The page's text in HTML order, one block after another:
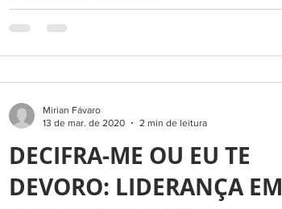
DECIFRA-ME OU EU TE
DEVORO: LIDERANÇA EM
Mirian Fávaro
13 de mar. de 2020
2 min de leitura